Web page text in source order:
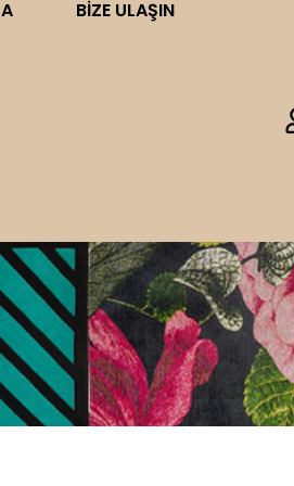
BIZE ULAŞIN